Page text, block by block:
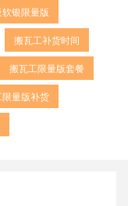
银限量版
搬瓦工补货时间
搬瓦工限量版套餐
量版补货